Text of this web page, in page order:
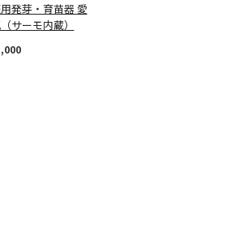
発芽・育苗器 愛
サーモ内蔵）